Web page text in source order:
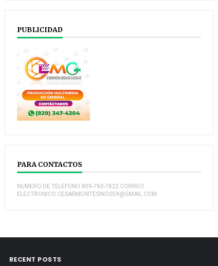
PUBLICIDAD
PARA CONTACTOS
NUMERO DE TELEFONO:809-760-7822 CORREO
ELECTRONICO:CESARMONTESINOS59@GMAIL.COM
RECENT POSTS